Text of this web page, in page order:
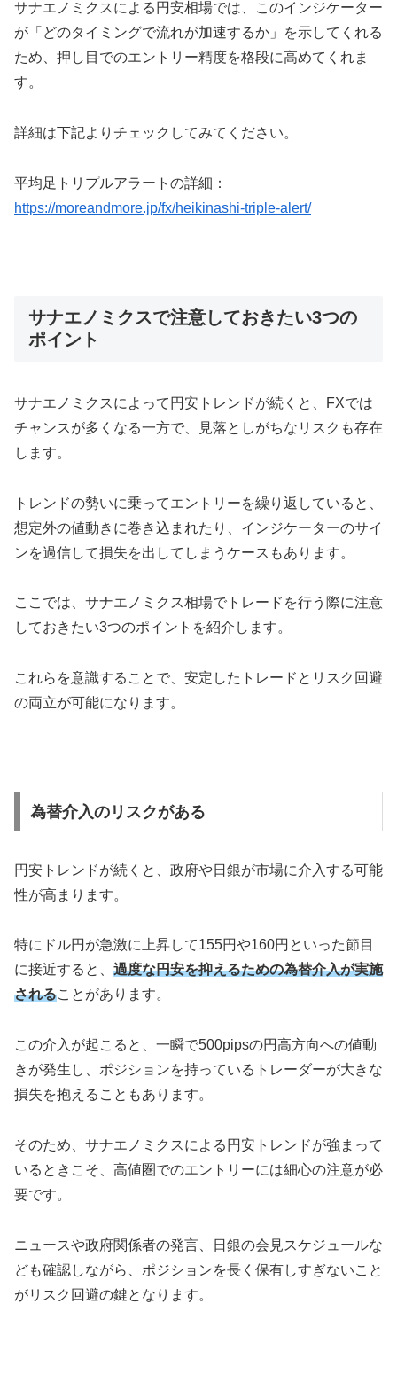
サナエノミクスによる円安相場では、このインジケーター
が「どのタイミングで流れが加速するか」を示してくれる
ため、押し目でのエントリー精度を格段に高めてくれま
す。
詳細は下記よりチェックしてみてください。
平均足トリプルアラートの詳細：
https://moreandmore.jp/fx/heikinashi-triple-alert/
サナエノミクスで注意しておきたい3つの
ポイント
サナエノミクスによって円安トレンドが続くと、FXでは
チャンスが多くなる一方で、見落としがちなリスクも存在
します。
トレンドの勢いに乗ってエントリーを繰り返していると、
想定外の値動きに巻き込まれたり、インジケーターのサイ
ンを過信して損失を出してしまうケースもあります。
ここでは、サナエノミクス相場でトレードを行う際に注意
しておきたい3つのポイントを紹介します。
これらを意識することで、安定したトレードとリスク回避
の両立が可能になります。
為替介入のリスクがある
円安トレンドが続くと、政府や日銀が市場に介入する可能
性が高まります。
特にドル円が急激に上昇して155円や160円といった節目
に接近すると、 過度な円安を抑えるための為替介入が実施
されることがあります。
この介入が起こると、一瞬で500pipsの円高方向への値動
きが発生し、ポジションを持っているトレーダーが大きな
損失を抱えることもあります。
そのため、サナエノミクスによる円安トレンドが強まって
いるときこそ、高値圏でのエントリーには細心の注意が必
要です。
ニュースや政府関係者の発言、日銀の会見スケジュールな
ども確認しながら、ポジションを長く保有しすぎないこと
がリスク回避の鍵となります。